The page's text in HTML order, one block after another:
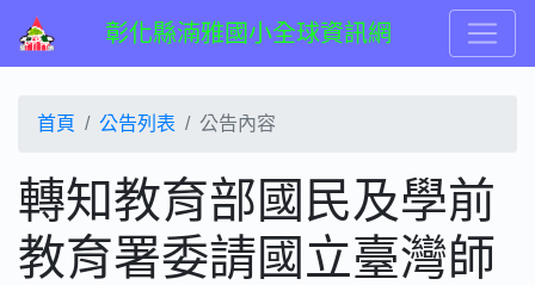
彰化縣湳雅國小全球資訊網
首頁 公告列表 公告內容
轉知教育部國民及學前
教育署委請國立臺灣師